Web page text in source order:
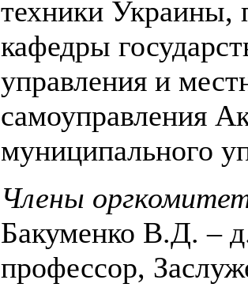
техники Украины,
кафедры
управления и
самоуправления
муниципального
Члены
Бакуменко В.Д. –
профессор,